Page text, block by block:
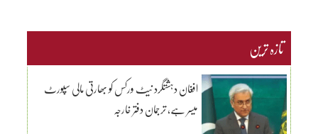
تازہ ترین
افغان دہشتگرد نیٹ ورکس کو بھارتی مالی سپورٹ
میسر ہے، ترجمان دفتر خارجہ